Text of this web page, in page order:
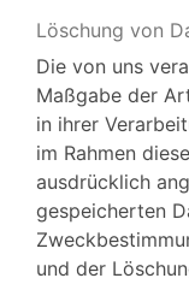
Löschung von
Die von uns
Maßgabe der
in ihrer
im Rahmen
ausdrücklich
gespeicherten
und der